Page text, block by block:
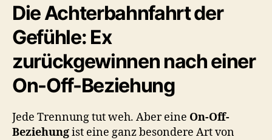
durchbrechen
retten
Die Achterbahnfahrt der
Gefühle: Ex
zurückgewinnen nach einer
On-Off-Beziehung
Jede Trennung tut weh. Aber eine On-Off-
Beziehungist eine ganz besondere Art von